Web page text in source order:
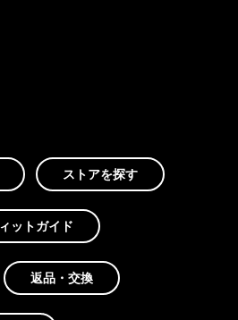
ストアを探す
ットガイド
返品・交換